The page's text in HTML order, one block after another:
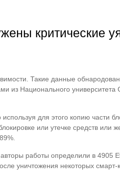
критические
Такие данные
из Национального
для этого копию части
или утечке средств или
работы определили в 4905
уничтожения некоторых смарт-